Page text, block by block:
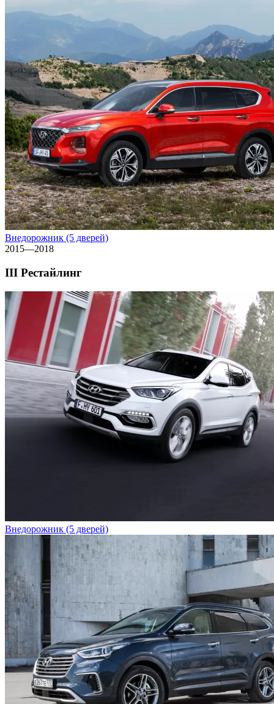
Внедорожник (5 дверей)
2015—2018
III Рестайлинг
Внедорожник (5 дверей)